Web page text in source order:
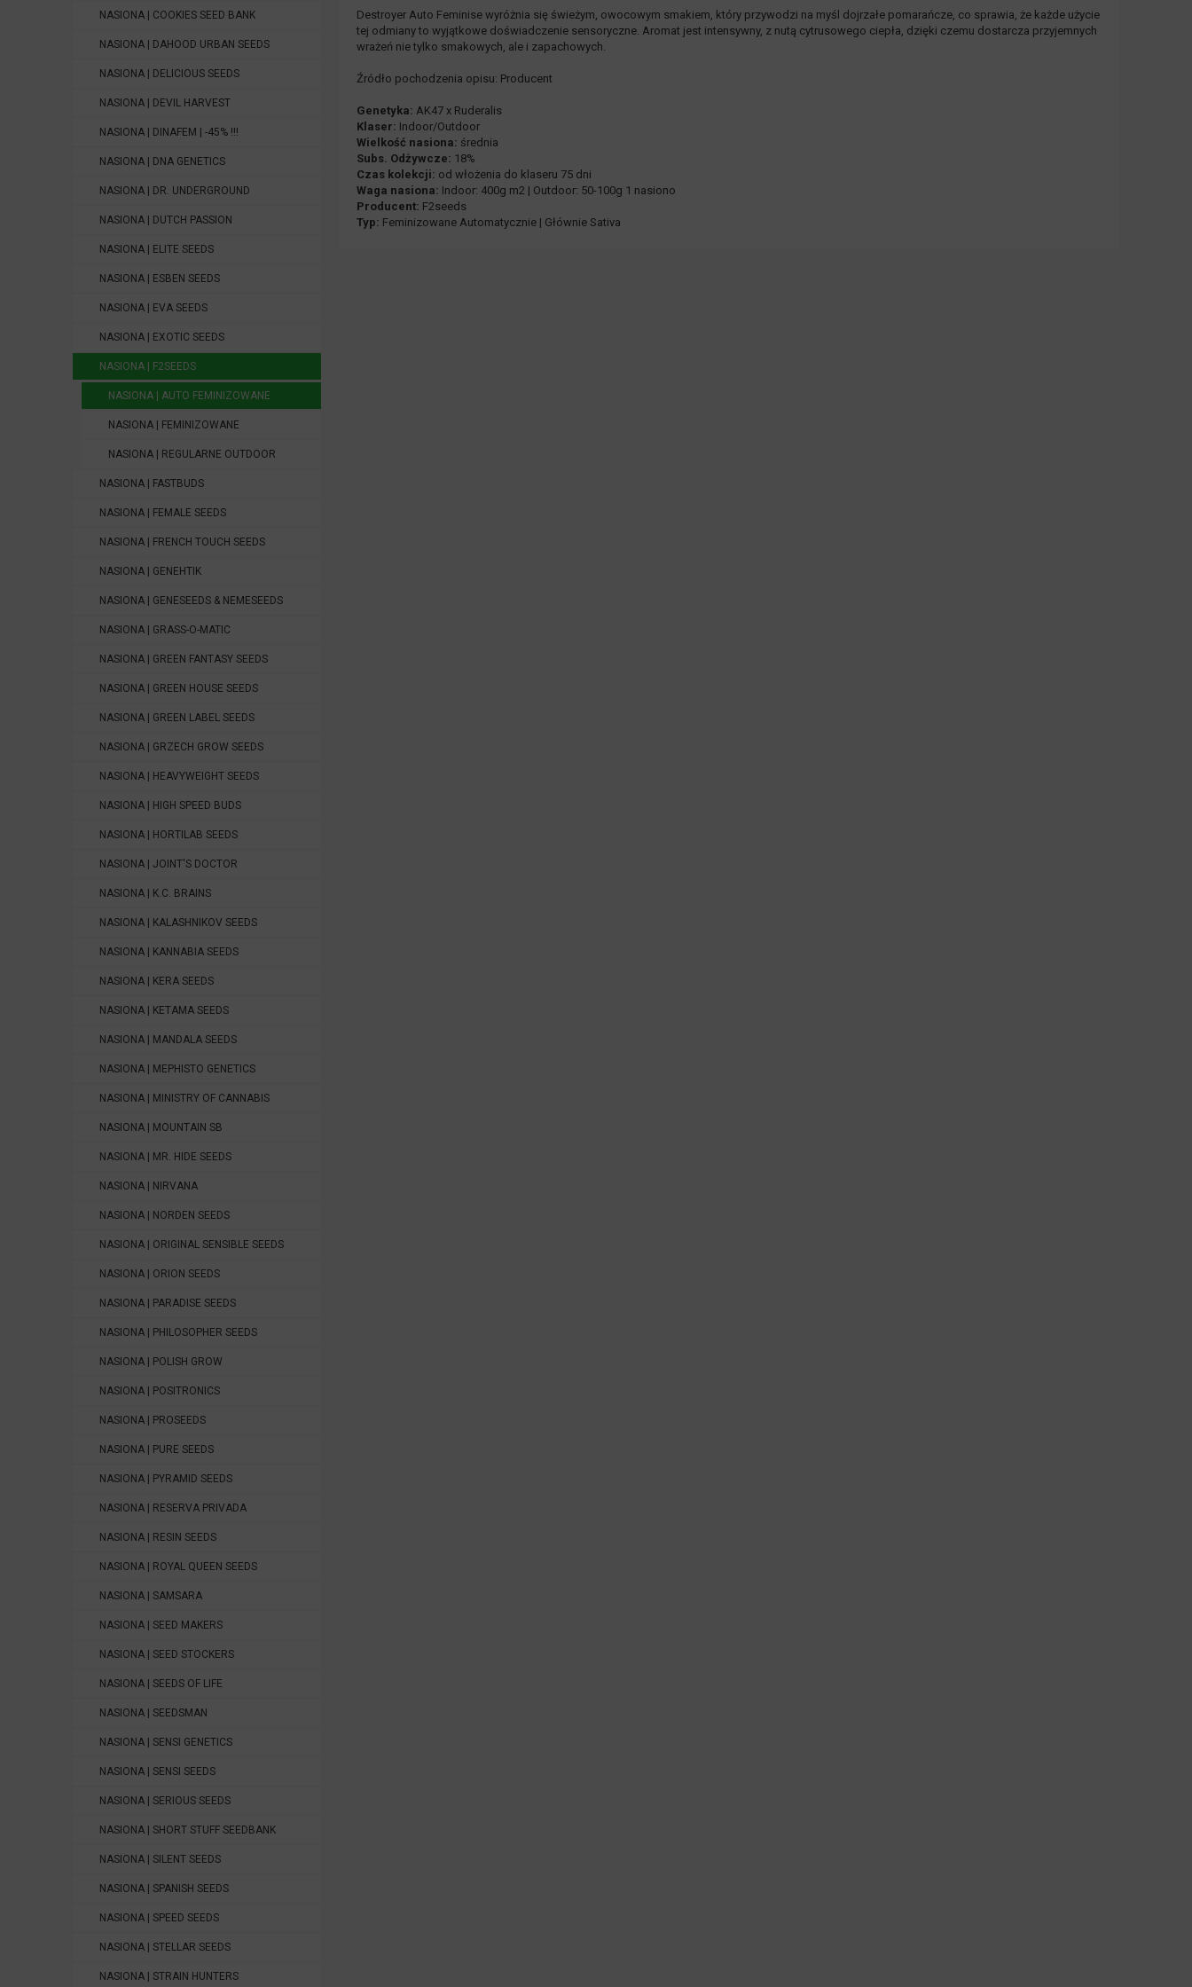
NASIONA | COOKIES SEED BANK
NASIONA | DAHOOD URBAN SEEDS
NASIONA | DELICIOUS SEEDS
NASIONA | DEVIL HARVEST
NASIONA | DINAFEM | -45% !!!
NASIONA | DNA GENETICS
NASIONA | DR. UNDERGROUND
NASIONA | DUTCH PASSION
NASIONA | ELITE SEEDS
NASIONA | ESBEN SEEDS
NASIONA | EVA SEEDS
NASIONA | EXOTIC SEEDS
NASIONA | F2SEEDS
NASIONA | AUTO FEMINIZOWANE
NASIONA | FEMINIZOWANE
NASIONA | REGULARNE OUTDOOR
NASIONA | FASTBUDS
NASIONA | FEMALE SEEDS
NASIONA | FRENCH TOUCH SEEDS
NASIONA | GENEHTIK
NASIONA | GENESEEDS & NEMESEEDS
NASIONA | GRASS-O-MATIC
NASIONA | GREEN FANTASY SEEDS
NASIONA | GREEN HOUSE SEEDS
NASIONA | GREEN LABEL SEEDS
NASIONA | GRZECH GROW SEEDS
NASIONA | HEAVYWEIGHT SEEDS
NASIONA | HIGH SPEED BUDS
NASIONA | HORTILAB SEEDS
NASIONA | JOINT'S DOCTOR
NASIONA | K.C. BRAINS
NASIONA | KALASHNIKOV SEEDS
NASIONA | KANNABIA SEEDS
NASIONA | KERA SEEDS
NASIONA | KETAMA SEEDS
NASIONA | MANDALA SEEDS
NASIONA | MEPHISTO GENETICS
NASIONA | MINISTRY OF CANNABIS
NASIONA | MOUNTAIN SB
NASIONA | MR. HIDE SEEDS
NASIONA | NIRVANA
NASIONA | NORDEN SEEDS
NASIONA | ORIGINAL SENSIBLE SEEDS
NASIONA | ORION SEEDS
NASIONA | PARADISE SEEDS
NASIONA | PHILOSOPHER SEEDS
NASIONA | POLISH GROW
NASIONA | POSITRONICS
NASIONA | PROSEEDS
NASIONA | PURE SEEDS
NASIONA | PYRAMID SEEDS
NASIONA | RESERVA PRIVADA
NASIONA | RESIN SEEDS
NASIONA | ROYAL QUEEN SEEDS
NASIONA | SAMSARA
NASIONA | SEED MAKERS
NASIONA | SEED STOCKERS
NASIONA | SEEDS OF LIFE
NASIONA | SEEDSMAN
NASIONA | SENSI GENETICS
NASIONA | SENSI SEEDS
NASIONA | SERIOUS SEEDS
NASIONA | SHORT STUFF SEEDBANK
NASIONA | SILENT SEEDS
NASIONA | SPANISH SEEDS
NASIONA | SPEED SEEDS
NASIONA | STELLAR SEEDS
NASIONA | STRAIN HUNTERS
Destroyer Auto Feminise wyróżnia się świeżym, owocowym smakiem, który przywodzi na myśl dojrzałe pomarańcze, co sprawia, że każde użycie
tej odmiany to wyjątkowe doświadczenie sensoryczne. Aromat jest intensywny, z nutą cytrusowego ciepła, dzięki czemu dostarcza przyjemnych
wrażeń nie tylko smakowych, ale i zapachowych.
Źródło pochodzenia opisu: Producent
Genetyka: AK47 x Ruderalis
Klaser: Indoor/Outdoor
Wielkość nasiona: średnia
Subs. Odżywcze: 18%
Czas kolekcji: od włożenia do klaseru 75 dni
Waga nasiona: Indoor: 400g m2 | Outdoor: 50-100g 1 nasiono
Producent: F2seeds
Typ: Feminizowane Automatycznie | Głównie Sativa